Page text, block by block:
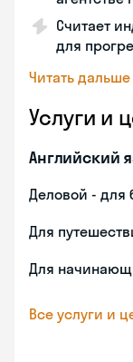
Считает
для
Читать дальше
Услуги и
Английский
Деловой - для
Для
Для
Все услуги и